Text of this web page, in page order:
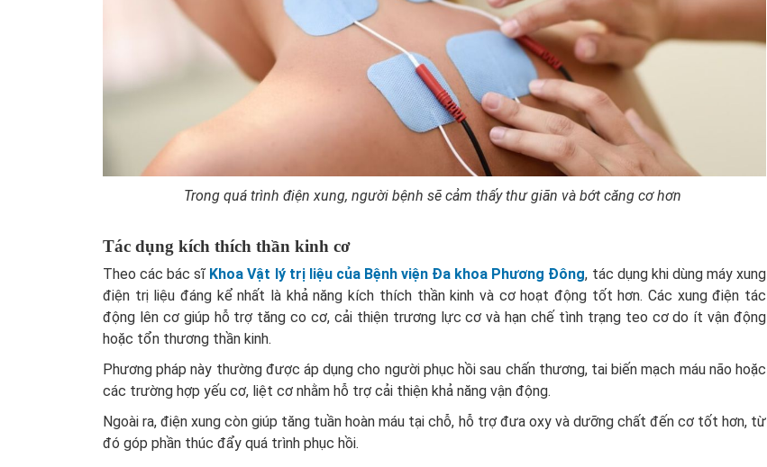
Trong quá trình điện xung, người bệnh sẽ cảm thấy thư giãn và bớt căng cơ hơn
Tác dụng kích thích thần kinh cơ
Theo các bác sĩ Khoa Vật lý trị liệu của Bệnh viện Đa khoa Phương Đông, tác dụng khi dùng máy xung
điện trị liệu đáng kể nhất là khả năng kích thích thần kinh và cơ hoạt động tốt hơn. Các xung điện tác
động lên cơ giúp hỗ trợ tăng co cơ, cải thiện trương lực cơ và hạn chế tình trạng teo cơ do ít vận động
hoặc tổn thương thần kinh.
Phương pháp này thường được áp dụng cho người phục hồi sau chấn thương, tai biến mạch máu não hoặc
các trường hợp yếu cơ, liệt cơ nhằm hỗ trợ cải thiện khả năng vận động.
Ngoài ra, điện xung còn giúp tăng tuần hoàn máu tại chỗ, hỗ trợ đưa oxy và dưỡng chất đến cơ tốt hơn, từ
đó góp phần thúc đẩy quá trình phục hồi.